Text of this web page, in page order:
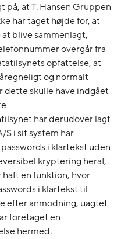
at T. Hansen Gruppen
har taget højde for, at
blive sammenlagt,
overgår fra
opfattelse, at
og normalt
dette skulle have indgået
har derudover lagt
S i sit system har
i klartekst uden
kryptering heraf,
haft en funktion, hvor
i klartekst til
efter anmodning, uagtet
foretaget en
hermed.